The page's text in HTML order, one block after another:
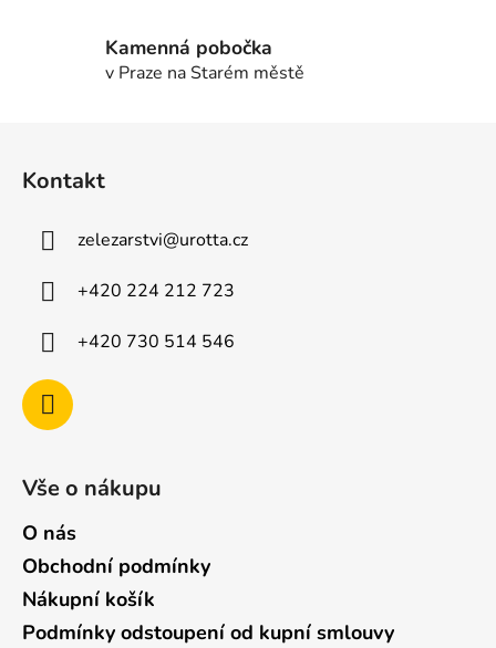
ý
p
i
Kamenná pobočka
v Praze na Starém městě
Kontakt
zelezarstvi@urotta.cz
+420 224 212 723
+420 730 514 546
Vše o nákupu
O nás
Obchodní podmínky
Nákupní košík
Podmínky odstoupení od kupní smlouvy